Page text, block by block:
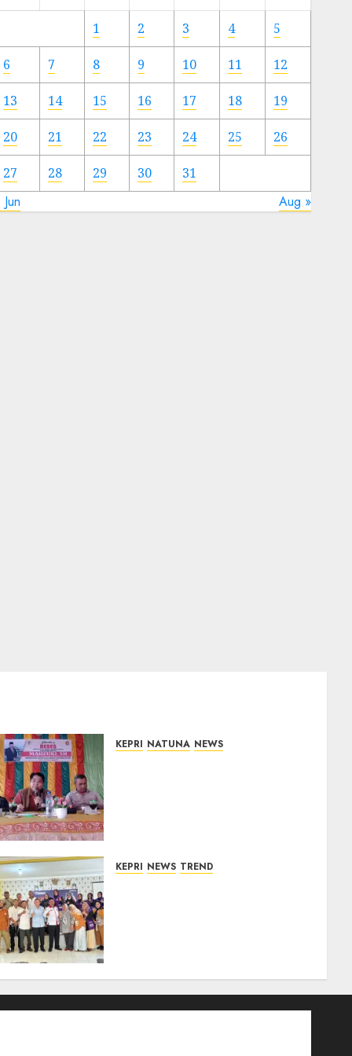
Artis
Kota
23/11/2024
0
1 2 3 4 5
6 7 8 9 10 11 12
13 14 15 16 17 18 19
20 21 22 23 24 25 26
27 28 29 30 31
Jun Aug »
KEPRI NATUNA NEWS
KEPRI NEWS TREND
08/08/2026 0